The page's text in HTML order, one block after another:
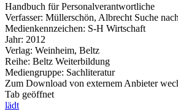
Handbuch für Personalverantwortliche
Verfasser: Müllerschön, Albrecht Suche
Medienkennzeichen: S-H Wirtschaft
Jahr: 2012
Verlag: Weinheim, Beltz
Reihe: Beltz Weiterbildung
Mediengruppe: Sachliteratur
Zum Download von externem Anbieter
Tab geöffnet
lädt